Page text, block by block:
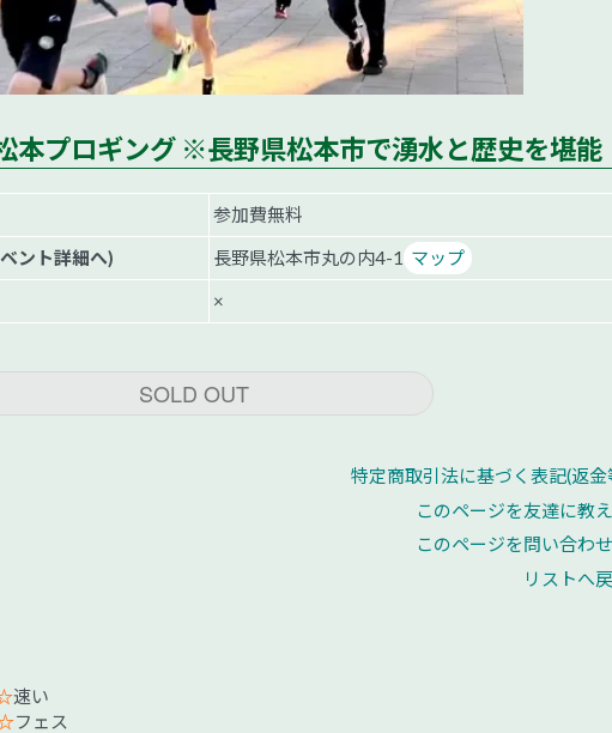
プロギング ※長野県松本市で湧水と歴史を堪能
参加費無料
ント詳細へ)
長野県松本市丸の内4-1 マップ
×
SOLD OUT
特定商取引法に基づく表記(返金
このページを友達に教
このページを問い合わ
リストへ
速い
フェス